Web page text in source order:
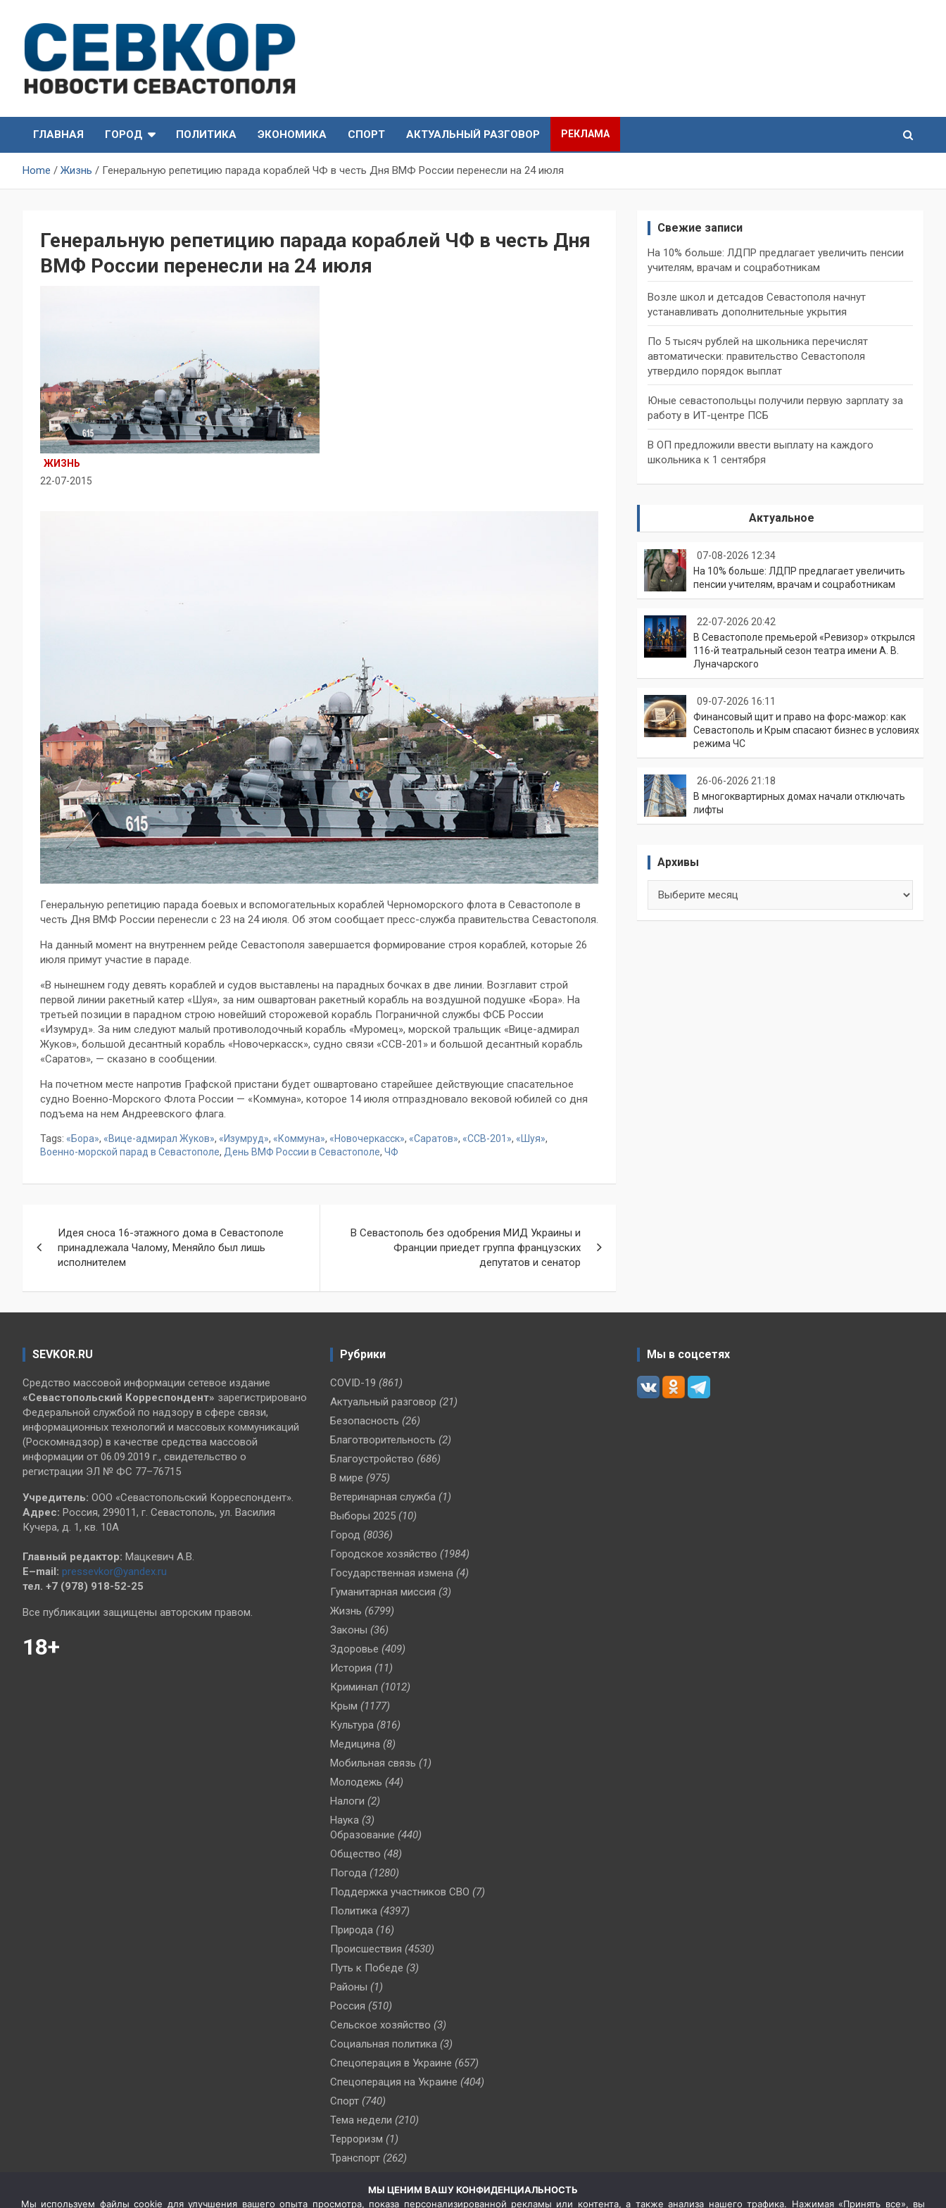
content
СевКор — Новости
Севастополя
Севастополя
ГЛАВНАЯ
ГОРОД ПОЛИТИКА ЭКОНОМИКА СПОРТ АКТУАЛЬНЫЙ РАЗГОВОР РЕКЛАМА
Home Жизнь Генеральную репетицию парада кораблей ЧФ в честь Дня ВМФ России перенесли на 24 июля
Генеральную репетицию парада кораблей ЧФ в честь Дня
ВМФ России перенесли на 24 июля
ЖИЗНЬ
22-07-2015
Генеральную репетицию парада боевых и вспомогательных кораблей Черноморского флота в Севастополе в
честь Дня ВМФ России перенесли с 23 на 24 июля. Об этом сообщает пресс-служба правительства Севастополя.
На данный момент на внутреннем рейде Севастополя завершается формирование строя кораблей, которые 26
июля примут участие в параде.
«В нынешнем году девять кораблей и судов выставлены на парадных бочках в две линии. Возглавит строй
первой линии ракетный катер «Шуя», за ним ошвартован ракетный корабль на воздушной подушке «Бора». На
третьей позиции в парадном строю новейший сторожевой корабль Пограничной службы ФСБ России
«Изумруд». За ним следуют малый противолодочный корабль «Муромец», морской тральщик «Вице-адмирал
Жуков», большой десантный корабль «Новочеркасск», судно связи «ССВ-201» и большой десантный корабль
«Саратов», — сказано в сообщении.
На почетном месте напротив Графской пристани будет ошвартовано старейшее действующие спасательное
судно Военно-Морского Флота России — «Коммуна», которое 14 июля отпраздновало вековой юбилей со дня
подъема на нем Андреевского флага.
Tags: «Бора», «Вице-адмирал Жуков», «Изумруд», «Коммуна», «Новочеркасск», «Саратов», «ССВ-201», «Шуя»,
Военно-морской парад в Севастополе, День ВМФ России в Севастополе, ЧФ
по
Идея сноса 16-этажного дома в Севастополе
принадлежала Чалому, Меняйло был лишь
исполнителем
В Севастополь без одобрения МИД Украины и
Франции приедет группа французских
депутатов и сенатор
Свежие записи
На 10% больше: ЛДПР предлагает увеличить пенсии
учителям, врачам и соцработникам
Возле школ и детсадов Севастополя начнут
устанавливать дополнительные укрытия
По 5 тысяч рублей на школьника перечислят
автоматически: правительство Севастополя
утвердило порядок выплат
Юные севастопольцы получили первую зарплату за
работу в ИТ-центре ПСБ
В ОП предложили ввести выплату на каждого
школьника к 1 сентября
Актуальное
07-08-2026 12:34
На 10% больше: ЛДПР предлагает увеличить
пенсии учителям, врачам и соцработникам
22-07-2026 20:42
В Севастополе премьерой «Ревизор» открылся
116-й театральный сезон театра имени А. В.
Луначарского
09-07-2026 16:11
Финансовый щит и право на форс-мажор: как
Севастополь и Крым спасают бизнес в условиях
режима ЧС
26-06-2026 21:18
В многоквартирных домах начали отключать
лифты
Архивы
SEVKOR.RU
Средство массовой информации сетевое издание
«Севастопольский Корреспондент» зарегистрировано
Федеральной службой по надзору в сфере связи,
информационных технологий и массовых коммуникаций
(Роскомнадзор) в качестве средства массовой
информации от 06.09.2019 г., свидетельство о
регистрации ЭЛ № ФС 77–76715
Учредитель: ООО «Севастопольский Корреспондент».
Адрес: Россия, 299011, г. Севастополь, ул. Василия
Кучера, д. 1, кв. 10А
Главный редактор: Мацкевич А.В.
E–mail: pressevkor@yandex.ru
тел. +7 (978) 918-52-25
Все публикации защищены авторским правом.
18+
Рубрики
COVID-19 (861)
Актуальный разговор (21)
Безопасность (26)
Благотворительность (2)
Благоустройство (686)
В мире (975)
Ветеринарная служба (1)
Выборы 2025 (10)
Город (8036)
Городское хозяйство (1984)
Государственная измена (4)
Гуманитарная миссия (3)
Жизнь (6799)
Законы (36)
Здоровье (409)
История (11)
Криминал (1012)
Крым (1177)
Культура (816)
Медицина (8)
Мобильная связь (1)
Молодежь (44)
Налоги (2)
Наука (3)
Образование (440)
Общество (48)
Погода (1280)
Поддержка участников СВО (7)
Политика (4397)
Природа (16)
Происшествия (4530)
Путь к Победе (3)
Районы (1)
Россия (510)
Сельское хозяйство (3)
Социальная политика (3)
Спецоперация в Украине (657)
Спецоперация на Украине (404)
Спорт (740)
Тема недели (210)
Терроризм (1)
Транспорт (262)
(76)
Мы в соцсетях
МЫ ЦЕНИМ ВАШУ КОНФИДЕНЦИАЛЬНОСТЬ
Мы используем файлы cookie для улучшения вашего опыта просмотра, показа персонализированной рекламы или контента, а также анализа нашего трафика. Нажимая «Принять все», вы